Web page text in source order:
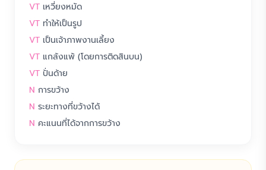
VT เหวี่ยงหมัด
VT ทำให้เป็นรูป
VT เป็นเจ้าภาพงานเลี้ยง
VT แกล้งแพ้ (โดยการติดสินบน)
VT ปั่นด้าย
N การขว้าง
N ระยะทางที่ขว้างได้
N คะแนนที่ได้จากการขว้าง